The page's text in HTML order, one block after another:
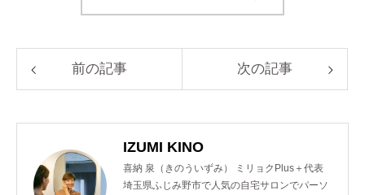
前の記事 次の記事
IZUMI KINO
喜納 泉（きのういずみ） ミリョクPlus＋代表
埼玉県ふじみ野市で人気の自宅サロンでパーソ